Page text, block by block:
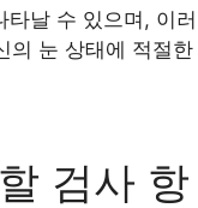
날 수 있으며, 이러
의 눈 상태에 적절한
검사 항